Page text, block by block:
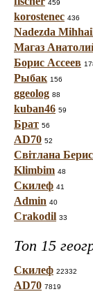
459
korostenec 436
Nadezda
Магаз
Борис Ассеев
Рыбак 156
ggeolog 88
kuban46 59
Брат 56
AD70 52
Світлана
Klimbim 48
Скилеф 41
Admin 40
Crakodil 33
Топ 15
Скилеф 22332
AD70 7819